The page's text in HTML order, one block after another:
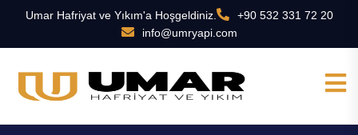
Umar Hafriyat ve Yıkım'a Hoşgeldiniz.
+90 532 331 72 20
info@umryapi.com